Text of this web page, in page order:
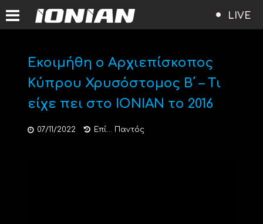
LIVE
Εκοιμήθη ο Αρχιεπίσκοπος
Κύπρου Χρυσόστομος Β΄ – Τι
είχε πει στο ΙΟΝΙΑΝ το 2016
07/11/2022 Επί... Παντός